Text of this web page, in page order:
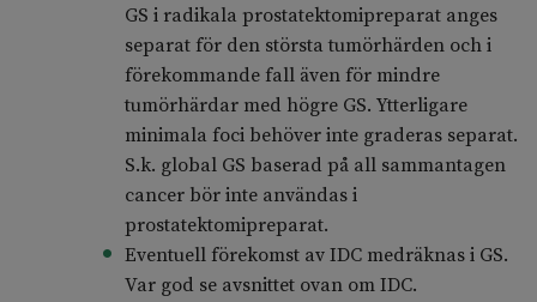
GS i radikala prostatektomipreparat anges
separat för den största tumörhärden och i
förekommande fall även för mindre
tumörhärdar med högre GS. Ytterligare
minimala foci behöver inte graderas separat.
S.k. global GS baserad på all sammantagen
cancer bör inte användas i
prostatektomipreparat.
Eventuell förekomst av IDC medräknas i GS.
Var god se avsnittet ovan om IDC.